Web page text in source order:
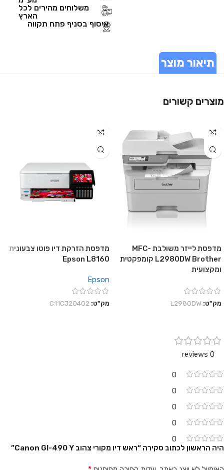
משלוחים מהירים לכל
הארץ
איסוף בסניף פתח תקווה
תיאור מוצר
מוצרים קשורים
מדפסת לייזר משולבת MFC-
L2980DW Brother קומפקטית
ומקצועית
מק"ט: L2980DW
מדפסת הזרקת דיו פוטו צבעונית
Epson L8160
Epson
מק"ט: C11CJ20402
0 reviews
0
0
0
0
0
היה הראשון לכתוב סקירה “ראש דיו מקורי צהוב Canon GI-490 Y”